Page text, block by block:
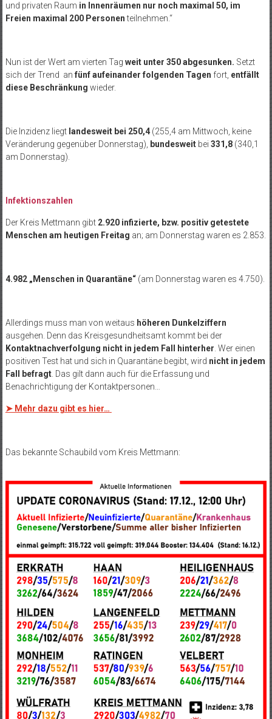
und privaten Raum in Innenräumen nur noch maximal 50, im
Freien maximal 200 Personenteilnehmen.“
Nun ist der Wert am vierten Tag weit unter 350 abgesunken. Setzt
sich der Trend an fünf aufeinander folgenden Tagen fort, entfällt
diese Beschränkung wieder.
Die Inzidenz liegtlandesweit bei 250,4 (255,4 am Mittwoch, keine
Veränderung gegenüber Donnerstag),
bundesweitbei 331,8 (340,1
am Donnerstag).
Infektionszahlen
Der Kreis Mettmann gibt2.920 infizierte, bzw. positiv getestete
Menschen am heutigen Freitag an; am Donnerstag waren es 2.853.
4.982 „Menschen in Quarantäne“ (am Donnerstag waren es 4.750).
Allerdings muss man von weitaus höheren Dunkelziffern
ausgehen. Denn das Kreisgesundheitsamt kommt bei der
Kontaktnachverfolgung nicht in jedem Fall hinterher . Wer einen
positiven Test hat und sich in Quarantäne begibt, wird nicht in jedem
Fall befragt. Das gilt dann auch für die Erfassung und
Benachrichtigung der Kontaktpersonen…
➤ Mehr dazu gibt es hier…
Das bekannte Schaubild vom Kreis Mettmann: